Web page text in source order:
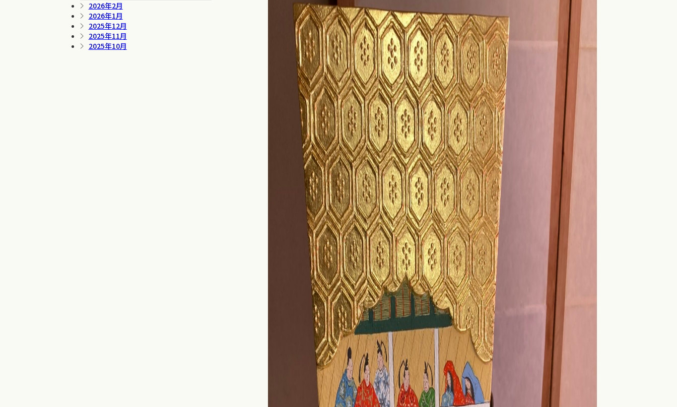
2026年2月
2026年1月
2025年12月
2025年11月
2025年10月